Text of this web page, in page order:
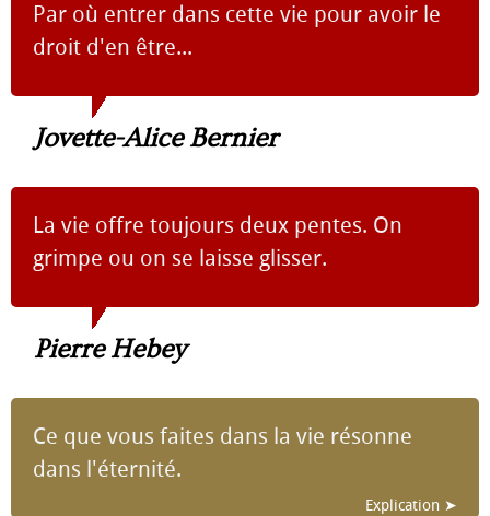
Par où entrer dans cette vie pour avoir le
droit d'en être...
Jovette-Alice Bernier
La vie offre toujours deux pentes. On
grimpe ou on se laisse glisser.
Pierre Hebey
Ce que vous faites dans la vie résonne
dans l'éternité.
Explication ➤